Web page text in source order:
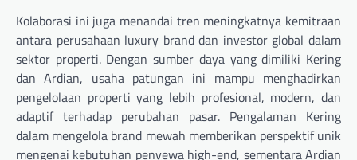
Kolaborasi ini juga menandai tren meningkatnya kemitraan
antara perusahaan luxury brand dan investor global dalam
sektor properti. Dengan sumber daya yang dimiliki Kering
dan Ardian, usaha patungan ini mampu menghadirkan
pengelolaan properti yang lebih profesional, modern, dan
adaptif terhadap perubahan pasar. Pengalaman Kering
dalam mengelola brand mewah memberikan perspektif unik
mengenai kebutuhan penyewa high-end, sementara Ardian